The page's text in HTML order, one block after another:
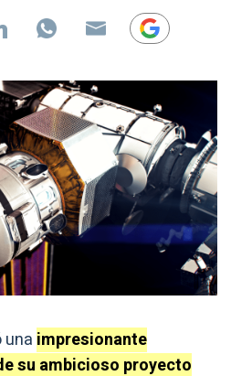
una impresionante
su ambicioso proyecto